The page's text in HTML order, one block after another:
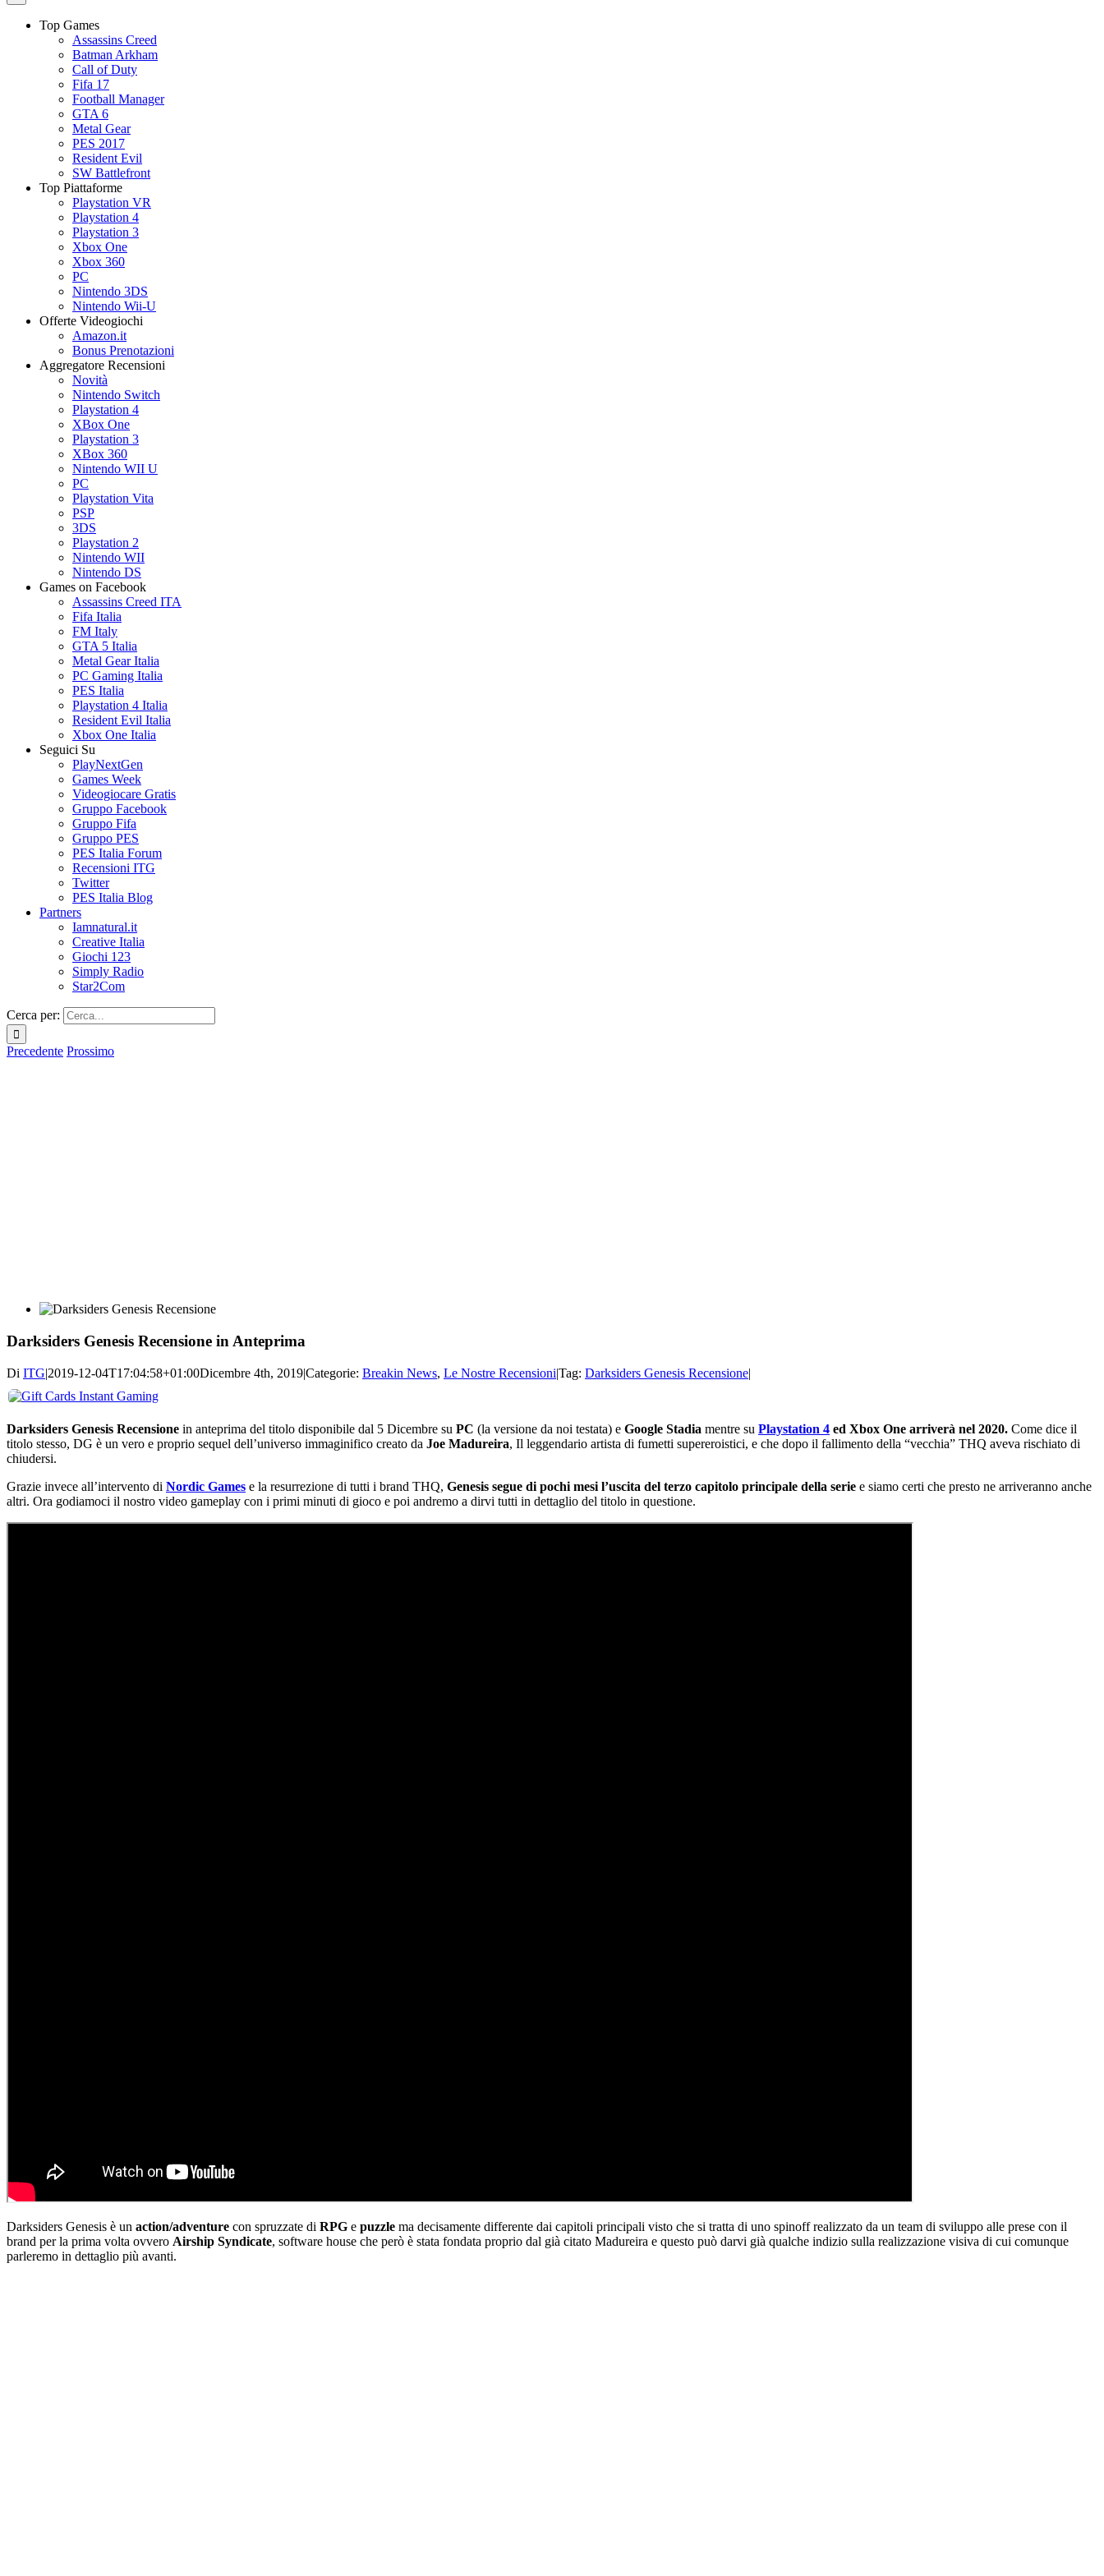
Top Games
Assassins Creed
Batman Arkham
Call of Duty
Fifa 17
Football Manager
GTA 6
Metal Gear
PES 2017
Resident Evil
SW Battlefront
Top Piattaforme
Playstation VR
Playstation 4
Playstation 3
Xbox One
Xbox 360
PC
Nintendo 3DS
Nintendo Wii-U
Offerte Videogiochi
Amazon.it
Bonus Prenotazioni
Aggregatore Recensioni
Novità
Nintendo Switch
Playstation 4
XBox One
Playstation 3
XBox 360
Nintendo WII U
PC
Playstation Vita
PSP
3DS
Playstation 2
Nintendo WII
Nintendo DS
Games on Facebook
Assassins Creed ITA
Fifa Italia
FM Italy
GTA 5 Italia
Metal Gear Italia
PC Gaming Italia
PES Italia
Playstation 4 Italia
Resident Evil Italia
Xbox One Italia
Seguici Su
PlayNextGen
Games Week
Videogiocare Gratis
Gruppo Facebook
Gruppo Fifa
Gruppo PES
PES Italia Forum
Recensioni ITG
Twitter
PES Italia Blog
Partners
Iamnatural.it
Creative Italia
Giochi 123
Simply Radio
Star2Com
Cerca per:
Precedente Prossimo
Darksiders Genesis Recensione in Anteprima
Di ITG|2019-12-04T17:04:58+01:00Dicembre 4th, 2019|Categorie: Breakin News, Le Nostre Recensioni|Tag: Darksiders Genesis Recensione|
Darksiders Genesis Recensione in anteprima del titolo disponibile dal 5 Dicembre su PC (la versione da noi testata) e Google Stadia mentre su Playstation 4 ed Xbox One arriverà nel 2020. Come dice il
titolo stesso, DG è un vero e proprio sequel dell’universo immaginifico creato da Joe Madureira, Il leggendario artista di fumetti supereroistici, e che dopo il fallimento della “vecchia” THQ aveva rischiato di
chiudersi.
Grazie invece all’intervento di Nordic Games e la resurrezione di tutti i brand THQ, Genesis segue di pochi mesi l’uscita del terzo capitolo principale della serie e siamo certi che presto ne arriveranno anche
altri. Ora godiamoci il nostro video gameplay con i primi minuti di gioco e poi andremo a dirvi tutti in dettaglio del titolo in questione.
Darksiders Genesis è un action/adventure con spruzzate di RPG e puzzle ma decisamente differente dai capitoli principali visto che si tratta di uno spinoff realizzato da un team di sviluppo alle prese con il
brand per la prima volta ovvero Airship Syndicate, software house che però è stata fondata proprio dal già citato Madureira e questo può darvi già qualche indizio sulla realizzazione visiva di cui comunque
parleremo in dettaglio più avanti.